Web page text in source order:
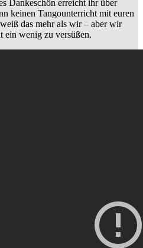
Dankeschön erreicht ihr über
keinen Tangounterricht mit euren
das mehr als wir – aber wir
ein wenig zu versüßen.